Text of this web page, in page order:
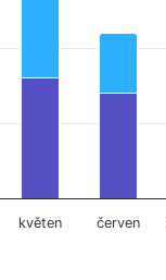
květen červen